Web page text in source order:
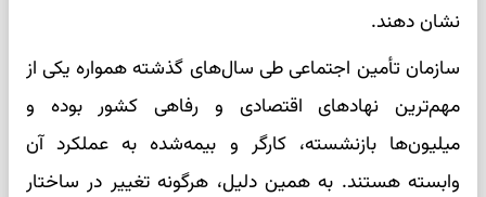
نشان دهند.
سازمان تأمین اجتماعی طی سال‌های گذشته همواره یکی از
مهم‌ترین نهادهای اقتصادی و رفاهی کشور بوده و
میلیون‌ها بازنشسته، کارگر و بیمه‌شده به عملکرد آن
وابسته هستند. به همین دلیل، هرگونه تغییر در ساختار